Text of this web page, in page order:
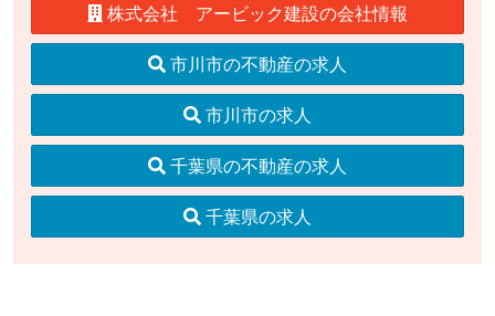
株式会社 アービック建設の会社情報
市川市の不動産の求人
市川市の求人
千葉県の不動産の求人
千葉県の求人